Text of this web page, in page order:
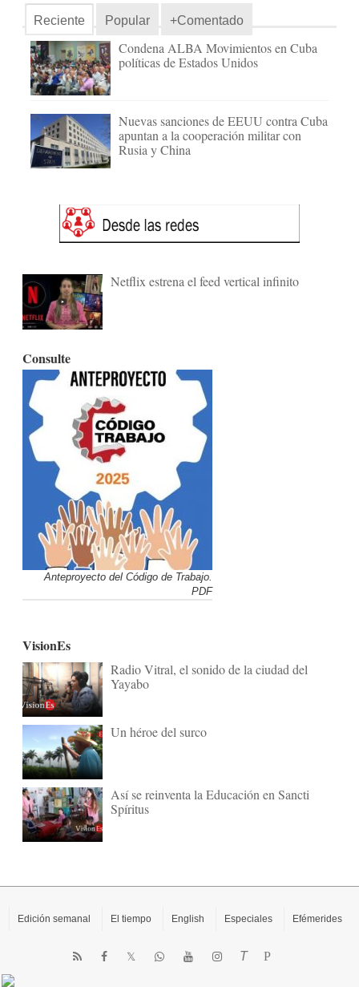
Reciente Popular +Comentado
Condena ALBA Movimientos en Cuba
políticas de Estados Unidos
Nuevas sanciones de EEUU contra Cuba
apuntan a la cooperación militar con
Rusia y China
Netflix estrena el feed vertical infinito
Consulte
Anteproyecto del Código de Trabajo.
PDF
VisionEs
Radio Vitral, el sonido de la ciudad del
Yayabo
Un héroe del surco
Así se reinventa la Educación en Sancti
Spíritus
Edición semanal El tiempo English Especiales Efémerides
T P